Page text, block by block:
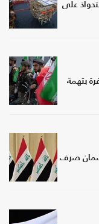
على
بتهمة
لضمان صرف